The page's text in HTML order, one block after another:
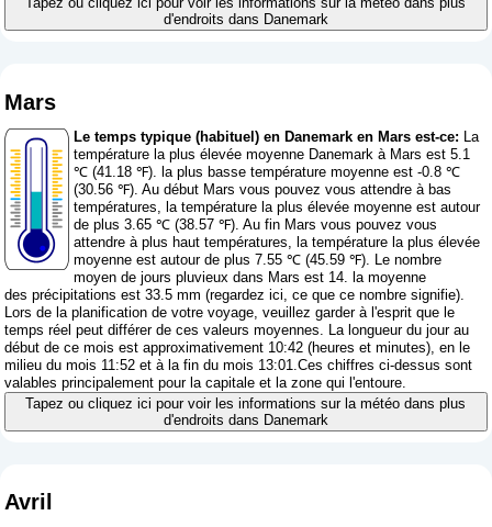
d'endroits dans Danemark
Mars
Le temps typique (habituel) en Danemark en Mars est-ce: La
température la plus élevée moyenne Danemark à Mars est 5.1
℃ (41.18 ℉). la plus basse température moyenne est -0.8 ℃
(30.56 ℉). Au début Mars vous pouvez vous attendre à bas
températures, la température la plus élevée moyenne est autour
de plus 3.65 ℃ (38.57 ℉). Au fin Mars vous pouvez vous
attendre à plus haut températures, la température la plus élevée
moyenne est autour de plus 7.55 ℃ (45.59 ℉). Le nombre
moyen de jours pluvieux dans Mars est 14. la moyenne
des précipitations est 33.5 mm (regardez ici, ce que ce nombre signifie).
Lors de la planification de votre voyage, veuillez garder à l'esprit que le
temps réel peut différer de ces valeurs moyennes. La longueur du jour au
début de ce mois est approximativement 10:42 (heures et minutes), en le
milieu du mois 11:52 et à la fin du mois 13:01.Ces chiffres ci-dessus sont
valables principalement pour la capitale et la zone qui l'entoure.
Tapez ou cliquez ici pour voir les informations sur la météo dans plus
d'endroits dans Danemark
Avril